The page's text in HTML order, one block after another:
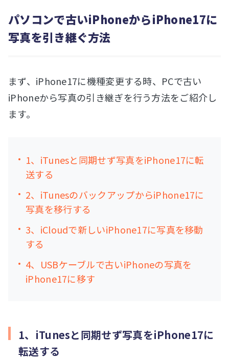
パソコンで古いiPhoneからiPhone17に
写真を引き継ぐ方法
まず、iPhone17に機種変更する時、PCで古い
iPhoneから写真の引き継ぎを行う方法をご紹介し
ます。
1、iTunesと同期せず写真をiPhone17に転
送する
2、iTunesのバックアップからiPhone17に
写真を移行する
3、iCloudで新しいiPhone17に写真を移動
する
4、USBケーブルで古いiPhoneの写真を
iPhone17に移す
1、iTunesと同期せず写真をiPhone17に
転送する